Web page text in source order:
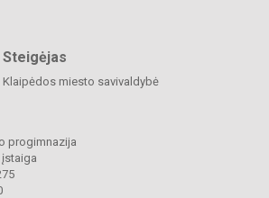
Steigėjas
Klaipėdos miesto savivaldybė
progimnazija